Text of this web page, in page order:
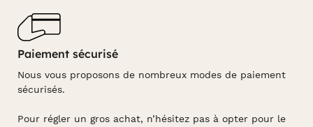
Paiement sécurisé
Nous vous proposons de nombreux modes de paiement
sécurisés.
Pour régler un gros achat, n’hésitez pas à opter pour le